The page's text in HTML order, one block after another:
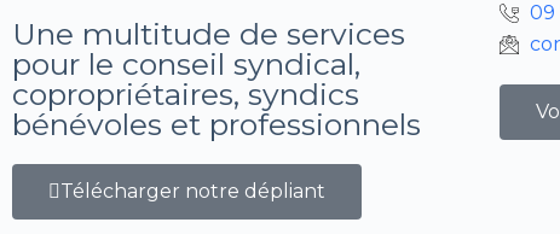
Une multitude de services
pour le conseil syndical,
copropriétaires, syndics
bénévoles et professionnels
Télécharger notre dépliant
09